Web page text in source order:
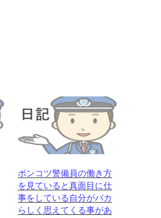
ポンコツ警備員の働き方
を見ていると真面目に仕
事をしている自分がバカ
らしく思えてくる事があ